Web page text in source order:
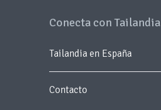
Conecta con Tailandia
Tailandia en España
Contacto